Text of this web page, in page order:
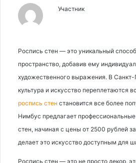
Участник
Роспись стен — это уникальный
пространство, добавив ему
художественного выражения. В Санкт-
культура и искусство переплетаются
роспись стен становится все более
Нимбус предлагает
стен, начиная с цены от 2500 рублей
делает это искусство доступным для
Роспись стен — это не просто декор,